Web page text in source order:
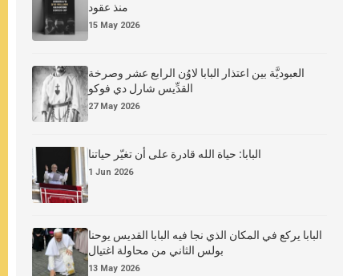
منذ عقود
15 May 2026
العبوديَّة بين اعتذار البابا لاوُن الرابع عشر وصرخة
القدِّيس شارل دي فوكو
27 May 2026
البابا: حياة الله قادرة على أن تغيّر حياتنا
1 Jun 2026
البابا يركع في المكان الذي نجا فيه البابا القديس يوحنا
بولس الثاني من محاولة اغتيال
13 May 2026